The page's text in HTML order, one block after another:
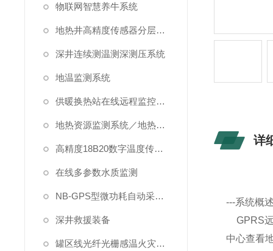
物联网智慧养牛系统
地热井高精度传感器分层测温方案
深井连续测温测深测压系统
地温监测系统
供暖换热站在线远程监控系统方案
地热资源监测系统／地热管理系统
高精度18B20数字温度传感器
在线多参数水质监测
NB-GPS型微功耗自动采集系统
深井救援装备
罐区线光纤光栅感温火灾探测系统
详
---系统概
GPRS
中心查看